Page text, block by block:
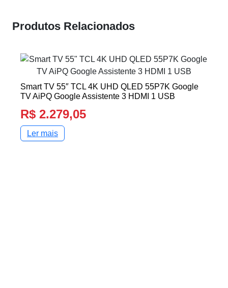
Produtos Relacionados
Smart TV 55″ TCL 4K UHD QLED 55P7K Google
TV AiPQ Google Assistente 3 HDMI 1 USB
R$ 2.279,05
Ler mais